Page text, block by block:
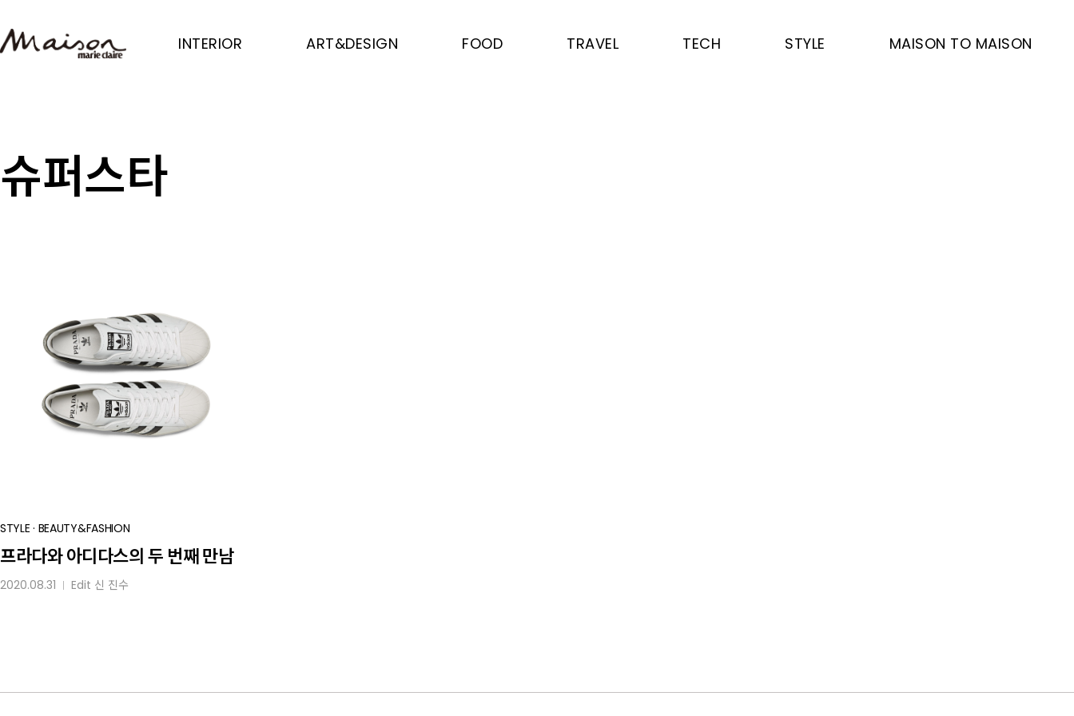
to
main
INTERIOR ART&DESIGN FOOD TRAVEL TECH STYLE MAISON TO MAISON
슈퍼스타
프라다와
아디다스의
번째
STYLE · BEAUTY&FASHION
프라다와 아디다스의 두 번째 만남
2020.08.31 Edit 신 진수